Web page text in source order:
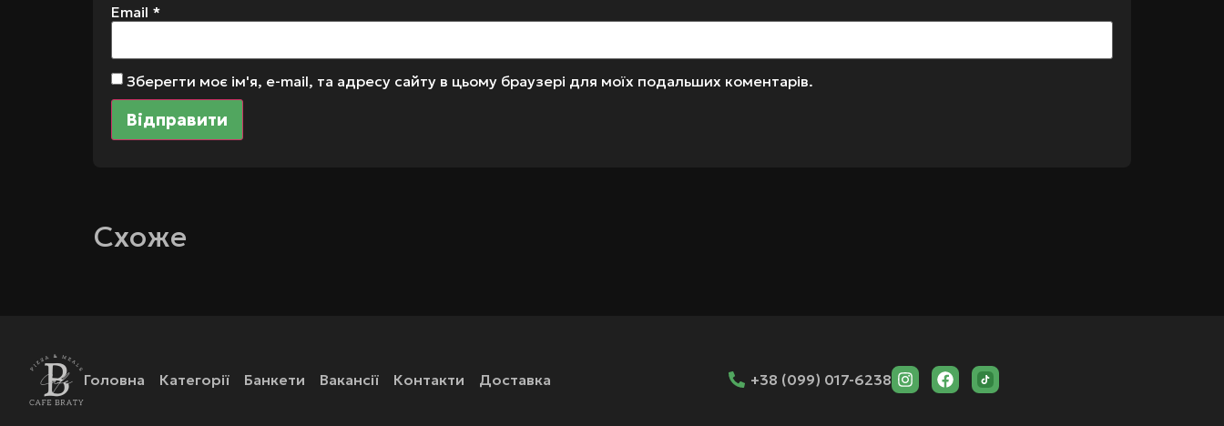
Email *
Зберегти моє ім'я, e-mail, та адресу сайту в цьому браузері для моїх подальших коментарів.
Схоже
Головна Категорії Банкети Вакансії Контакти Доставка +38 (099) 017-6238